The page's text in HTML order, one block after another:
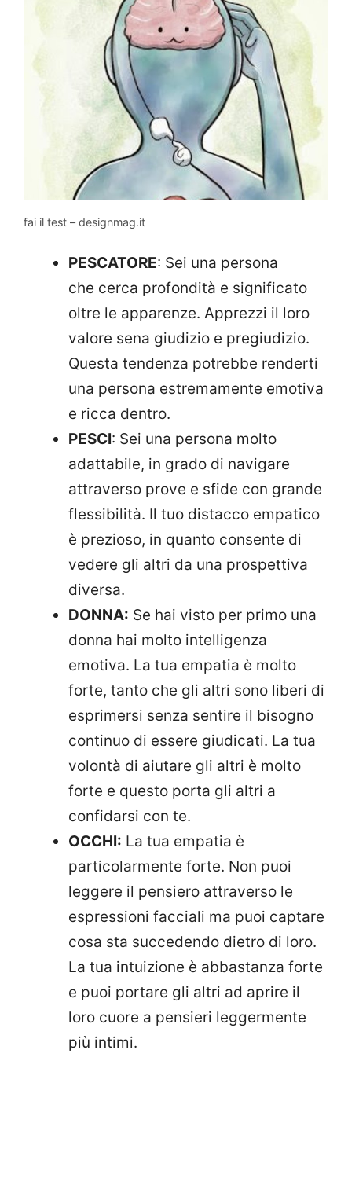
fai il test – designmag.it
PESCATORE: Sei una persona
che cerca profondità e significato
oltre le apparenze. Apprezzi il loro
valore sena giudizio e pregiudizio.
Questa tendenza potrebbe renderti
una persona estremamente emotiva
e ricca dentro.
PESCI: Sei una persona molto
adattabile, in grado di navigare
attraverso prove e sfide con grande
flessibilità. Il tuo distacco empatico
è prezioso, in quanto consente di
vedere gli altri da una prospettiva
diversa.
DONNA: Se hai visto per primo una
donna hai molto intelligenza
emotiva. La tua empatia è molto
forte, tanto che gli altri sono liberi di
esprimersi senza sentire il bisogno
continuo di essere giudicati. La tua
volontà di aiutare gli altri è molto
forte e questo porta gli altri a
confidarsi con te.
OCCHI: La tua empatia è
particolarmente forte. Non puoi
leggere il pensiero attraverso le
espressioni facciali ma puoi captare
cosa sta succedendo dietro di loro.
La tua intuizione è abbastanza forte
e puoi portare gli altri ad aprire il
loro cuore a pensieri leggermente
più intimi.